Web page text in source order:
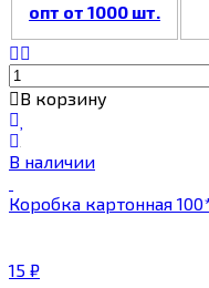
опт от 1000 шт.
В корзину
В наличии
Коробка картонная
15 ₽